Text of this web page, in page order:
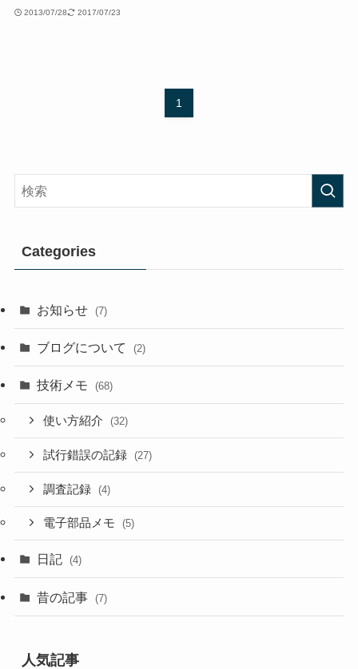
2013/07/28 2017/07/23
1
Categories
お知らせ (7)
ブログについて (2)
技術メモ (68)
使い方紹介 (32)
試行錯誤の記録 (27)
調査記録 (4)
電子部品メモ (5)
日記 (4)
昔の記事 (7)
人気記事